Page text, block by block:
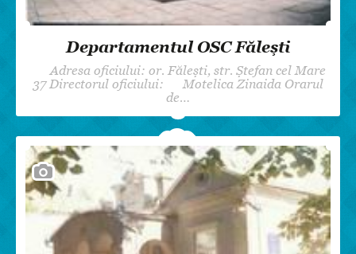
Departamentul OSC Fălești
Adresa oficiului: or. Fălești, str. Ștefan cel Mare
37 Directorul oficiului: Motelica Zinaida Orarul
de…